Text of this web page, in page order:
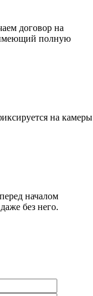
договор на
имеющий полную
на камеры
началом
без него.